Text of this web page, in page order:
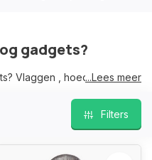
gadgets?
Vlaggen , hoeden , lintjes ,
...Lees meer
Filters